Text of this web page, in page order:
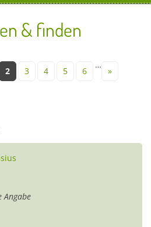
& finden
2 3 4 5 6
…
»
Angabe